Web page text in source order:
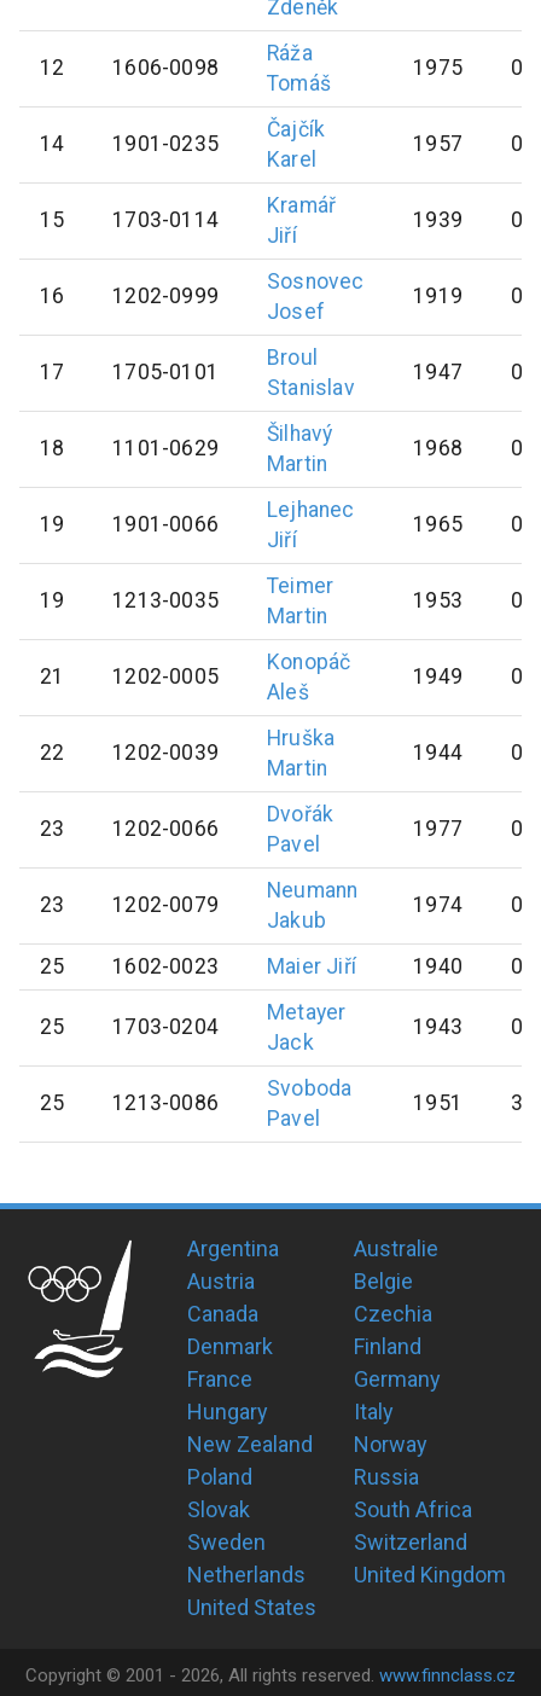
Zdeněk
12 1606-0098
Ráža
Tomáš
1975 0
14 1901-0235
Čajčík
Karel
1957 0
15 1703-0114
Kramář
Jiří
1939 0
16 1202-0999
Sosnovec
Josef
1919 0
17 1705-0101
Broul
Stanislav
1947 0
18 1101-0629
Šilhavý
Martin
1968 0
19 1901-0066
Lejhanec
Jiří
1965 0
19 1213-0035
Teimer
Martin
1953 0
21 1202-0005
Konopáč
Aleš
1949 0
22 1202-0039
Hruška
Martin
1944 0
23 1202-0066
Dvořák
Pavel
1977 0
23 1202-0079
Neumann
Jakub
1974 0
25 1602-0023 Maier Jiří 1940 0
25 1703-0204
Metayer
Jack
1943 0
25 1213-0086
Svoboda
Pavel
1951
Argentina
Australie
Austria
Belgie
Canada
Czechia
Denmark
Finland
France
Germany
Hungary
Italy
New Zealand
Norway
Poland
Russia
Slovak
South Africa
Sweden
Switzerland
Netherlands
United Kingdom
United States
Copyright © 2001 - 2026, All rights reserved. www.finnclass.cz